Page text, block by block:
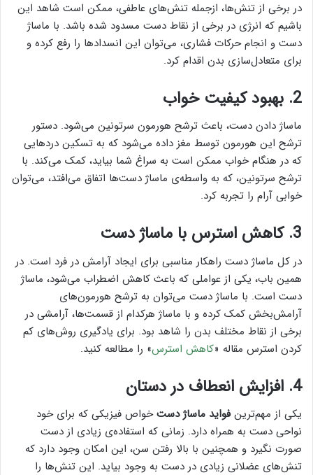
در برخی از تنش‌ها، ازجمله تنش‌های عاطفی، ممکن است شاهد این
باشیم که انرژی در برخی از نقاط دست مسدود شده باشد. با ماساژ
دست و انجام حرکات فشاری، می‌توان این انسدادها را رفع کرده و
برای متعادل‌سازی بدن اقدام کرد.
2. بهبود کیفیت خواب
ماساژ دادن دست، باعث ترشح هورمون سرتونین می‌شود. دستور
ترشح این هورمون توسط مغز داده می‌شود که به تسکین دردهایی
که در هنگام خواب ممکن است به سراغ شما بیاید، کمک می‌کند. با
ترشح سرتونین، که به واسطه‌ی ماساژ دست‌ها اتفاق می‌افتد، می‌توان
خوابی آرام را تجربه کرد.
3. کاهش استرس با ماساژ دست
در کل ماساژ دست راهکار مناسبی برای ایجاد آرامش در فرد است. در
همین باب، یکی از عواملی که باعث کاهش اضطراب می‌شود، ماساژ
دست است. با ماساژ دست می‌توان به ترشح هورمون‌های
آرامش‌بخش کمک کرده و با ماساژ هرکدام از قسمت‌ها، آرامشی در
برخی از نقاط مختلف بدن را شاهد بود. برای یادگیری روش‌های کم
کردن استرس مقاله «کاهش استرس» را مطالعه کنید.
4. افزایش انعطاف در دستان
یکی از مهم‌ترینفواید ماساژ دستخواص فیزیکی که برای خود
نواحی دست به همراه دارد. زمانی که استفاده‌ی زیادی از دست
صورت نگیرد و همچنین با بالا رفتن سن، این امکان وجود دارد که
تنش‌های عضلانی زیادی در دست به وجود بیاید. این تنش‌ها را